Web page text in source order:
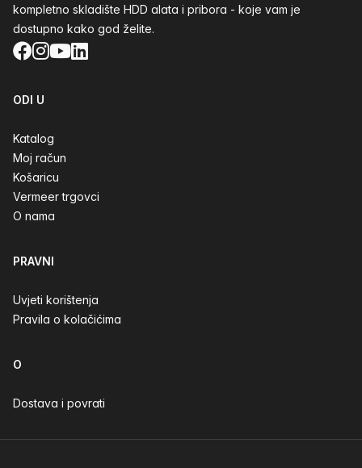
kompletno skladište HDD alata i pribora - koje vam je
dostupno kako god želite.
Facebook
Instagram
YouTube
LinkedIn
ODI U
Katalog
Moj račun
Košaricu
Vermeer trgovci
O nama
PRAVNI
Uvjeti korištenja
Pravila o kolačićima
O
Dostava i povrati